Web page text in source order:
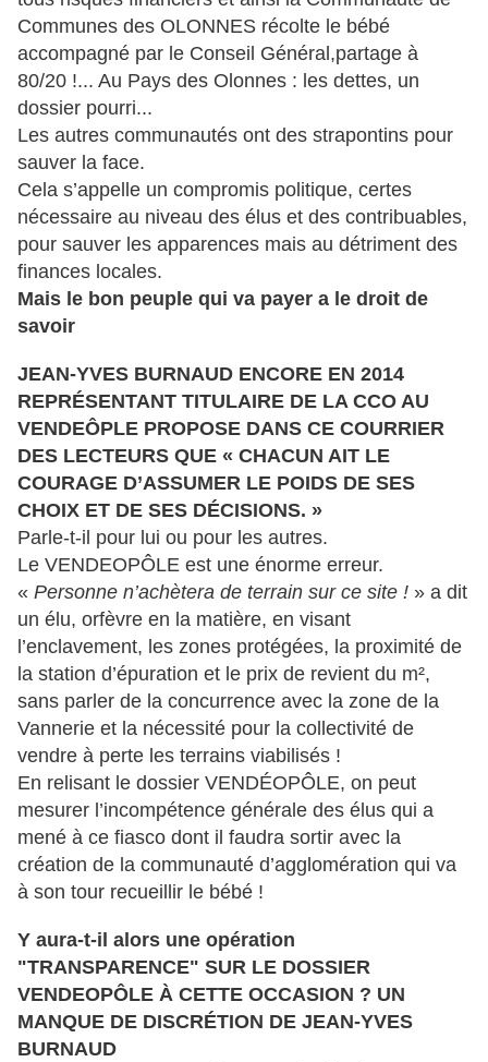
Communes des OLONNES récolte le bébé
accompagné par le Conseil Général,partage à
80/20 !... Au Pays des Olonnes : les dettes, un
dossier pourri...
Les autres communautés ont des strapontins pour
sauver la face.
Cela s’appelle un compromis politique, certes
nécessaire au niveau des élus et des contribuables,
pour sauver les apparences mais au détriment des
finances locales.
Mais le bon peuple qui va payer a le droit de
savoir
JEAN-YVES BURNAUD ENCORE EN 2014
REPRÉSENTANT TITULAIRE DE LA CCO AU
VENDEÔPLE PROPOSE DANS CE COURRIER
DES LECTEURS QUE « CHACUN AIT LE
COURAGE D’ASSUMER LE POIDS DE SES
CHOIX ET DE SES DÉCISIONS. »
Parle-t-il pour lui ou pour les autres.
Le VENDEOPÔLE est une énorme erreur.
« Personne n’achètera de terrain sur ce site ! » a dit
un élu, orfèvre en la matière, en visant
l’enclavement, les zones protégées, la proximité de
la station d’épuration et le prix de revient du m²,
sans parler de la concurrence avec la zone de la
Vannerie et la nécessité pour la collectivité de
vendre à perte les terrains viabilisés !
En relisant le dossier VENDÉOPÔLE, on peut
mesurer l’incompétence générale des élus qui a
mené à ce fiasco dont il faudra sortir avec la
création de la communauté d’agglomération qui va
à son tour recueillir le bébé !
Y aura-t-il alors une opération
"TRANSPARENCE" SUR LE DOSSIER
VENDEOPÔLE À CETTE OCCASION ? UN
MANQUE DE DISCRÉTION DE JEAN-YVES
BURNAUD